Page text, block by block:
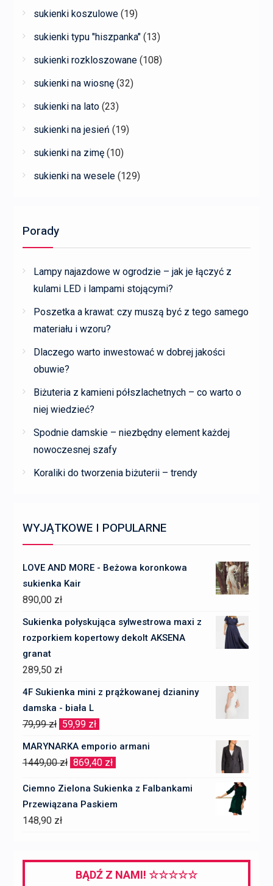
sukienki koszulowe (19)
sukienki typu "hiszpanka" (13)
sukienki rozkloszowane (108)
sukienki na wiosnę (32)
sukienki na lato (23)
sukienki na jesień (19)
sukienki na zimę (10)
sukienki na wesele (129)
Porady
Lampy najazdowe w ogrodzie – jak je łączyć z
kulami LED i lampami stojącymi?
Poszetka a krawat: czy muszą być z tego samego
materiału i wzoru?
Dlaczego warto inwestować w dobrej jakości
obuwie?
Biżuteria z kamieni półszlachetnych – co warto o
niej wiedzieć?
Spodnie damskie – niezbędny element każdej
nowoczesnej szafy
Koraliki do tworzenia biżuterii – trendy
WYJĄTKOWE I POPULARNE
LOVE AND MORE - Beżowa koronkowa
sukienka Kair
890,00 zł
Sukienka połyskująca sylwestrowa maxi z
rozporkiem kopertowy dekolt AKSENA
granat
289,50 zł
4F Sukienka mini z prążkowanej dzianiny
damska - biała L
79,99zł Pierwotna
cena
wynosiła:
59,99 zł
cena
wynosi:
MARYNARKA emporio armani
1449,00zł Pierwotna
869,40 zł
Ciemno Zielona Sukienka z Falbankami
Przewiązana Paskiem
148,90 zł
BĄDŹ Z NAMI! ☆☆☆☆☆